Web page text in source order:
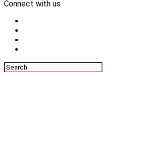
Connect with us